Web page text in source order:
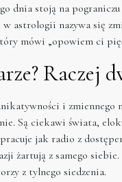
dnia stoją na
w astrologii nazywa się
mówi „opowiem ci
Raczej
i
Są ciekawi świata,
jak radio z
żartują z samego
z tylnego siedzenia.